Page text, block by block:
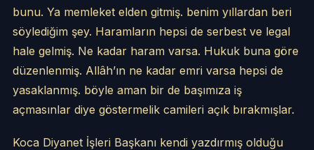
bunu. Ya memleket elden gitmiş. benim yıllardan beri
söylediğim şey. Haramların hepsi de serbest ve legal
hale gelmiş. Ne kadar haram varsa. Hukuk buna göre
düzenlenmiş. Allâh’ın ne kadar emri varsa hepsi de
yasaklanmış. böyle aman bir de başımıza iş
açmasınlar diye göstermelik camileri açık bırakmışlar.
Koca Diyanet İşleri Başkanı kendi yazdırmış olduğu